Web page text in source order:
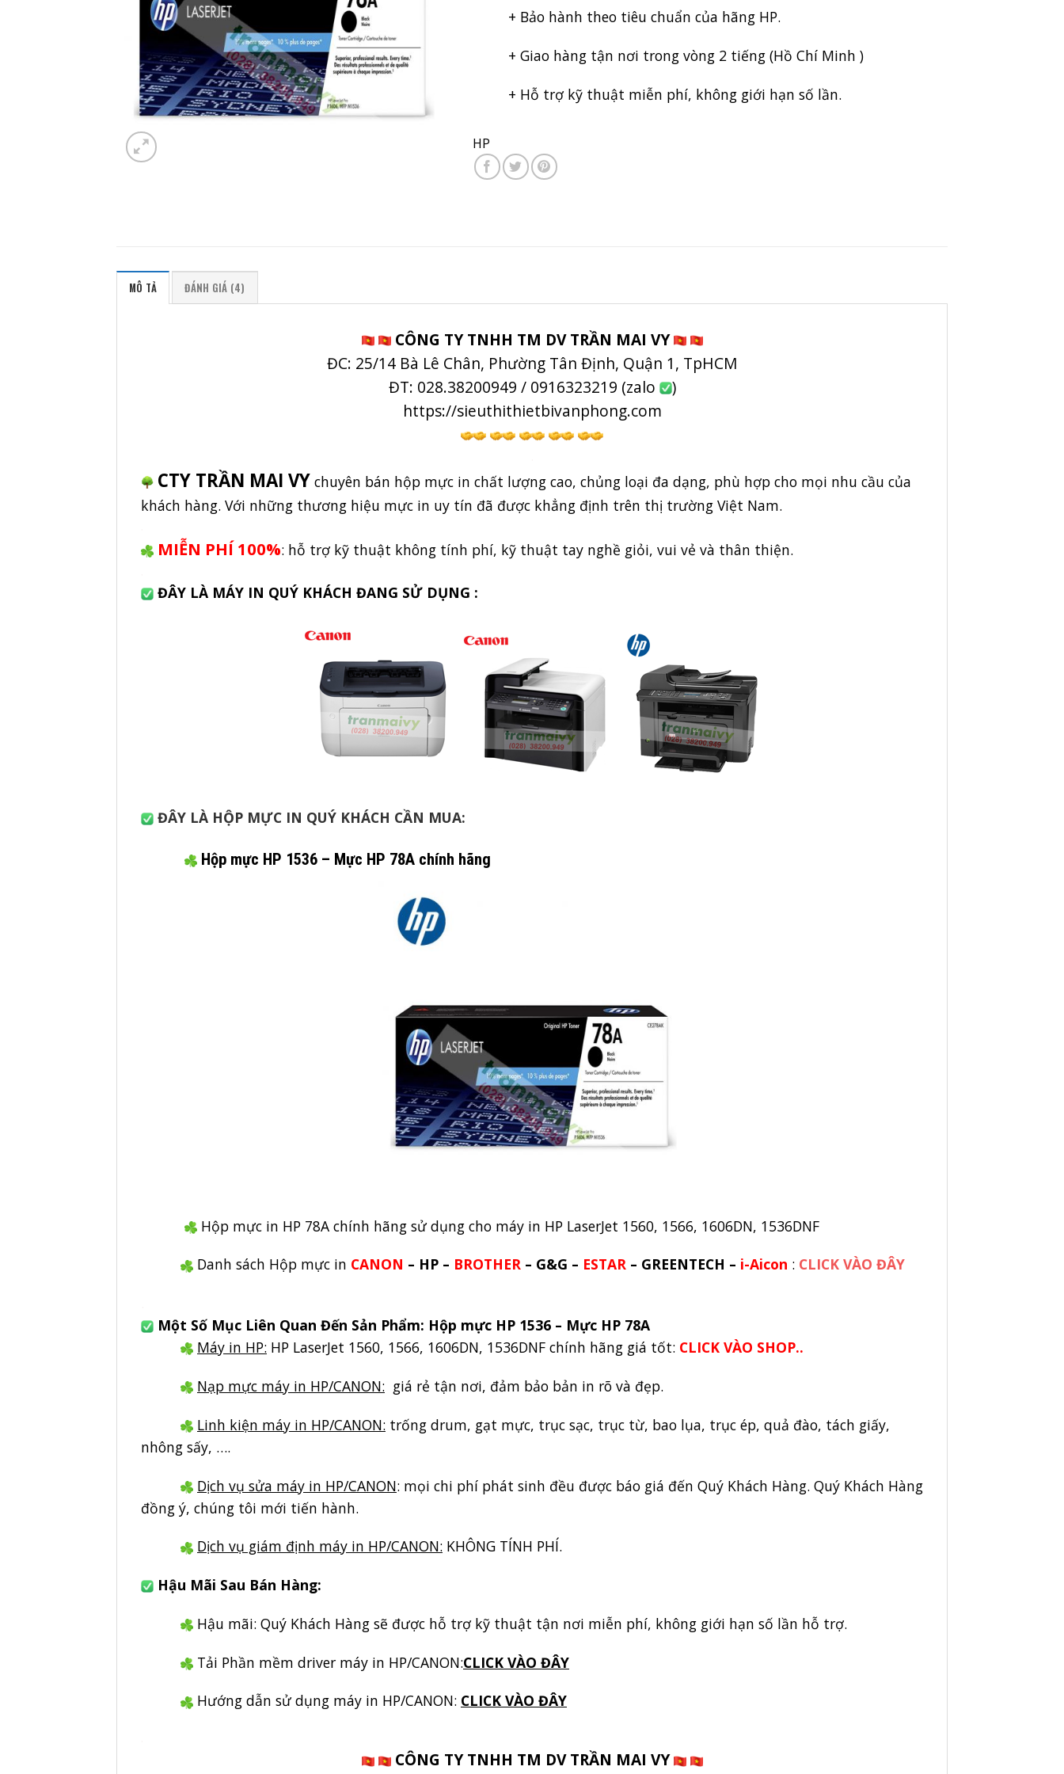
+ Bảo hành theo tiêu chuẩn của hãng HP.
+ Giao hàng tận nơi trong vòng 2 tiếng (Hồ Chí Minh )
+ Hỗ trợ kỹ thuật miễn phí, không giới hạn số lần.
HP
MÔ TẢ ĐÁNH GIÁ (4)
CÔNG TY TNHH TM DV TRẦN MAI VY
ĐC: 25/14 Bà Lê Chân, Phường Tân Định, Quận 1, TpHCM
ĐT: 028.38200949 / 0916323219 (zalo
)
https://sieuthithietbivanphong.com
CTY TRẦN MAI VY chuyên bán hộp mực in chất lượng cao, chủng loại đa dạng, phù hợp cho mọi nhu cầu của
khách hàng. Với những thương hiệu mực in uy tín đã được khẳng định trên thị trường Việt Nam.
MIỄN PHÍ 100%: hỗ trợ kỹ thuật không tính phí, kỹ thuật tay nghề giỏi, vui vẻ và thân thiện.
ĐÂY LÀ MÁY IN QUÝ KHÁCH ĐANG SỬ DỤNG :
ĐÂY LÀ HỘP MỰC IN QUÝ KHÁCH CẦN MUA:
Hộp mực HP 1536 – Mực HP 78A chính hãng
Hộp mực in HP 78A chính hãng sử dụng cho máy in HP LaserJet 1560, 1566, 1606DN, 1536DNF
Danh sách Hộp mực in CANON – HP – BROTHER – G&G – ESTAR – GREENTECH – i-Aicon : CLICK VÀO ĐÂY
Một Số Mục Liên Quan Đến Sản Phẩm: Hộp mực HP 1536 – Mực HP 78A
Máy in HP: HP LaserJet 1560, 1566, 1606DN, 1536DNF chính hãng giá tốt: CLICK VÀO SHOP..
Nạp mực máy in HP/CANON: giá rẻ tận nơi, đảm bảo bản in rõ và đẹp.
Linh kiện máy in HP/CANON: trống drum, gạt mực, trục sạc, trục từ, bao lụa, trục ép, quả đào, tách giấy,
nhông sấy, ….
Dịch vụ sửa máy in HP/CANON: mọi chi phí phát sinh đều được báo giá đến Quý Khách Hàng. Quý Khách Hàng
đồng ý, chúng tôi mới tiến hành.
Dịch vụ giám định máy in HP/CANON: KHÔNG TÍNH PHÍ.
Hậu Mãi Sau Bán Hàng:
Hậu mãi: Quý Khách Hàng sẽ được hỗ trợ kỹ thuật tận nơi miễn phí, không giới hạn số lần hỗ trợ.
Tải Phần mềm driver máy in HP/CANON:CLICK VÀO ĐÂY
Hướng dẫn sử dụng máy in HP/CANON: CLICK VÀO ĐÂY
CÔNG TY TNHH TM DV TRẦN MAI VY